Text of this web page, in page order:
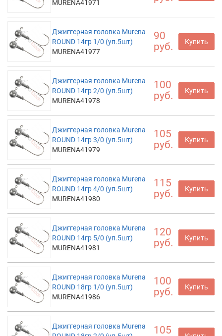
MURENA41971
Джиггерная головка Murena
ROUND 14гр 1/0 (уп.5шт)
MURENA41977
90
руб.
Купить
Джиггерная головка Murena
ROUND 14гр 2/0 (уп.5шт)
MURENA41978
100
руб.
Купить
Джиггерная головка Murena
ROUND 14гр 3/0 (уп.5шт)
MURENA41979
105
руб.
Купить
Джиггерная головка Murena
ROUND 14гр 4/0 (уп.5шт)
MURENA41980
115
руб.
Купить
Джиггерная головка Murena
ROUND 14гр 5/0 (уп.5шт)
MURENA41981
120
руб.
Купить
Джиггерная головка Murena
ROUND 18гр 1/0 (уп.5шт)
MURENA41986
100
руб.
Купить
Джиггерная головка Murena
105